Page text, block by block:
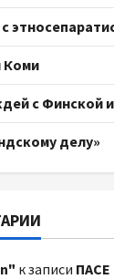
Коми
с Финской
делу»
к записи ПАСЕ